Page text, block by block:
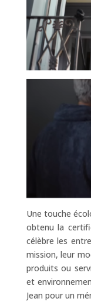
Une touche
obtenu la
célèbre les
mission, leur
produits ou
et
Jean pour un